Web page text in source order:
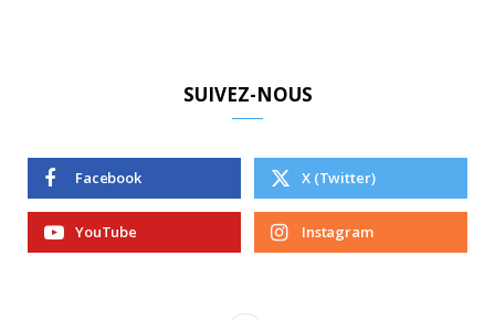
SUIVEZ-NOUS
Facebook X (Twitter)
YouTube Instagram